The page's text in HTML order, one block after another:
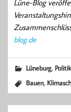
Lüne-Blog
blog.de
Lüneburg, Politik
Bauen,